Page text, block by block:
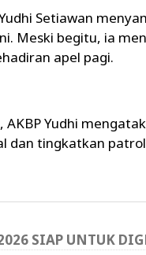
Setiawan
Meski begitu, ia
apel pagi.
Yudhi
dan tingkatkan
SIAP UNTUK